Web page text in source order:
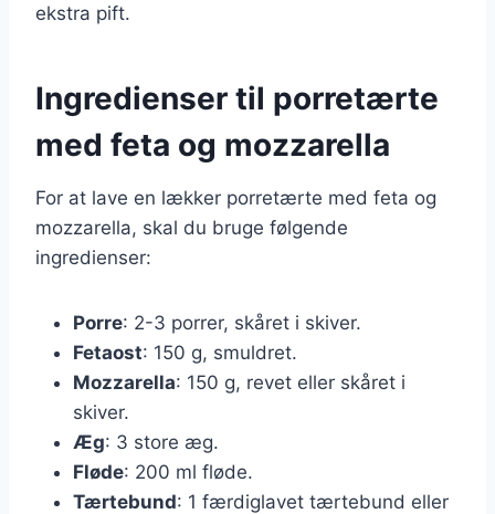
ekstra pift.
Ingredienser til porretærte
med feta og mozzarella
For at lave en lækker porretærte med feta og
mozzarella, skal du bruge følgende
ingredienser:
Porre: 2-3 porrer, skåret i skiver.
Fetaost: 150 g, smuldret.
Mozzarella: 150 g, revet eller skåret i
skiver.
Æg: 3 store æg.
Fløde: 200 ml fløde.
Tærtebund: 1 færdiglavet tærtebund eller